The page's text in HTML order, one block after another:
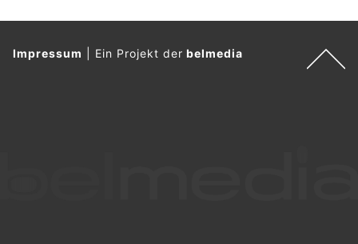
Impressum Ein Projekt derbelmedia